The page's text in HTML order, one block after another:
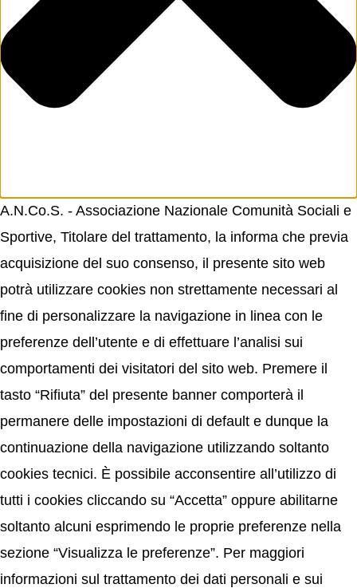
A.N.Co.S. - Associazione Nazionale Comunità Sociali e
Sportive, Titolare del trattamento, la informa che previa
acquisizione del suo consenso, il presente sito web
potrà utilizzare cookies non strettamente necessari al
fine di personalizzare la navigazione in linea con le
preferenze dell’utente e di effettuare l’analisi sui
comportamenti dei visitatori del sito web. Premere il
tasto “Rifiuta” del presente banner comporterà il
permanere delle impostazioni di default e dunque la
continuazione della navigazione utilizzando soltanto
cookies tecnici. È possibile acconsentire all’utilizzo di
tutti i cookies cliccando su “Accetta” oppure abilitarne
soltanto alcuni esprimendo le proprie preferenze nella
sezione “Visualizza le preferenze”. Per maggiori
informazioni sul trattamento dei dati personali e sui